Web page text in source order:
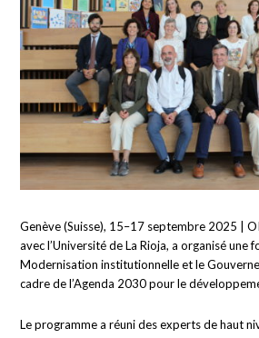
Genève (Suisse), 15–17 septembre 2025 |
avec l’Université de La Rioja, a organisé une
Modernisation institutionnelle et le
cadre de l’Agenda 2030 pour le
Le programme a réuni des experts de haut